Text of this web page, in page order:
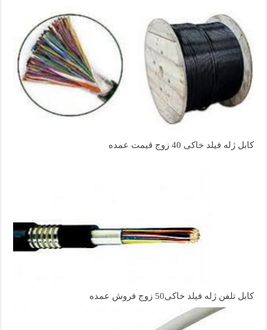
کابل ژله فیلد خاکی 40 زوج قیمت عمده
کابل تلفن ژله فیلد خاکی50 زوج فروش عمده